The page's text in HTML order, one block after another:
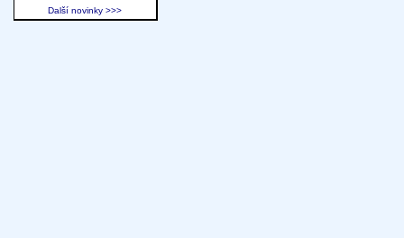
Další novinky >>>